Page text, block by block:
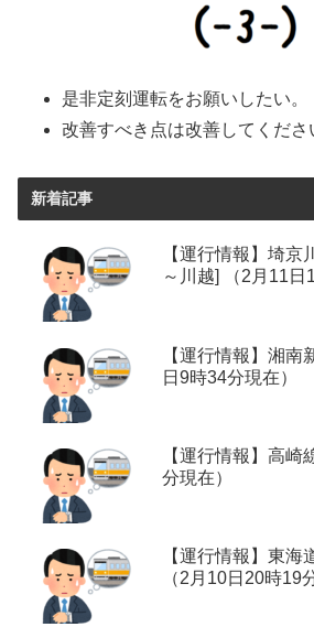
是非定刻運転をお願いしたい。
改善すべき点は改善してくださ
新着記事
【運行情報】埼京
～川越] （2月11日
【運行情報】湘南
日9時34分現在）
【運行情報】高
分現在）
【運行情報】東海
（2月10日20時19